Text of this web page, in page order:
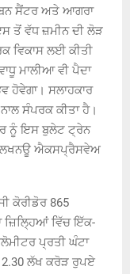
ਸੈਂਟਰ ਅਤੇ ਆਗਰਾ
ਤੋਂ ਵੱਧ ਜ਼ਮੀਨ ਦੀ ਲੋੜ
ਵਿਕਾਸ ਲਈ ਕੀਤੀ
ਮਾਲੀਆ ਵੀ ਪੈਦਾ
ਹੋਵੇਗਾ। ਸਲਾਹਕਾਰ
ਸੰਪਰਕ ਕੀਤਾ ਹੈ।
ਨੂੰ ਇਸ ਬੁਲੇਟ ਟ੍ਰੇਨ
ਲਖਨਊ ਐਕਸਪ੍ਰੈਸਵੇਅ
ਕੋਰੀਡੋਰ 865
ਜ਼ਿਲ੍ਹਿਆਂ ਵਿੱਚ ਇੱਕ-
ਪ੍ਰਤੀ ਘੰਟਾ
ਲੱਖ ਕਰੋੜ ਰੁਪਏ